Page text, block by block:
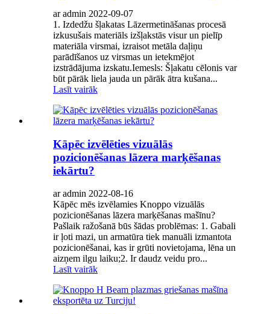
ar admin 2022-09-07
1. Izdedžu šļakatas Lāzermetināšanas procesā
izkusušais materiāls izšļakstās visur un pielīp
materiāla virsmai, izraisot metāla daļiņu
parādīšanos uz virsmas un ietekmējot
izstrādājuma izskatu.Iemesls: Šļakatu cēlonis var
būt pārāk liela jauda un pārāk ātra kušana...
Lasīt vairāk
Kāpēc izvēlēties vizuālās
pozicionēšanas lāzera marķēšanas
iekārtu?
ar admin 2022-08-16
Kāpēc mēs izvēlamies Knoppo vizuālās
pozicionēšanas lāzera marķēšanas mašīnu?
Pašlaik ražošanā būs šādas problēmas: 1. Gabali
ir ļoti mazi, un armatūra tiek manuāli izmantota
pozicionēšanai, kas ir grūti novietojama, lēna un
aizņem ilgu laiku;2. Ir daudz veidu pro...
Lasīt vairāk